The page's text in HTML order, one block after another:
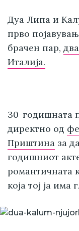
Дуа Липа и
прво
брачен пар,
Италија.
30-годишната
директно од
Приштина за
годишниот
романтичната
која тој ја има